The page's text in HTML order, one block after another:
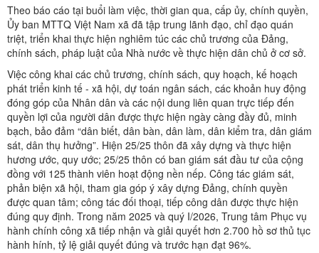
Theo báo cáo tại buổi làm việc, thời gian qua, cấp ủy, chính quyền,
Ủy ban MTTQ Việt Nam xã đã tập trung lãnh đạo, chỉ đạo quán
triệt, triển khai thực hiện nghiêm túc các chủ trương của Đảng,
chính sách, pháp luật của Nhà nước về thực hiện dân chủ ở cơ sở.
Việc công khai các chủ trương, chính sách, quy hoạch, kế hoạch
phát triển kinh tế - xã hội, dự toán ngân sách, các khoản huy động
đóng góp của Nhân dân và các nội dung liên quan trực tiếp đến
quyền lợi của người dân được thực hiện ngày càng đầy đủ, minh
bạch, bảo đảm “dân biết, dân bàn, dân làm, dân kiểm tra, dân giám
sát, dân thụ hưởng”. Hiện 25/25 thôn đã xây dựng và thực hiện
hương ước, quy ước; 25/25 thôn có ban giám sát đầu tư của cộng
đồng với 125 thành viên hoạt động nền nếp. Công tác giám sát,
phản biện xã hội, tham gia góp ý xây dựng Đảng, chính quyền
được quan tâm; công tác đối thoại, tiếp công dân được thực hiện
đúng quy định. Trong năm 2025 và quý I/2026, Trung tâm Phục vụ
hành chính công xã tiếp nhận và giải quyết hơn 2.700 hồ sơ thủ tục
hành hính, tỷ lệ giải quyết đúng và trước hạn đạt 96%.